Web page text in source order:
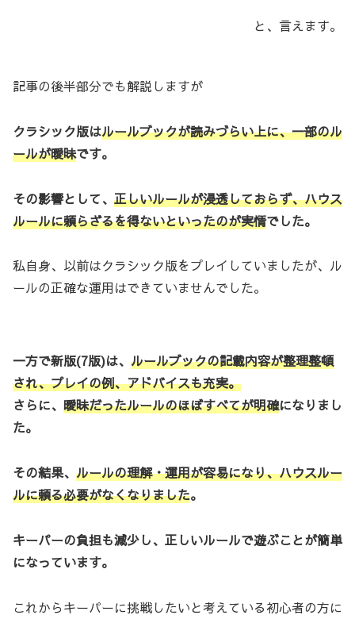
と、言えます。
記事の後半部分でも解説しますが
クラシック版はルールブックが読みづらい上に、一部のル
ールが曖昧です。
その影響として、 正しいルールが浸透しておらず、ハウス
ルールに頼らざるを得ないといったのが実情でした。
私自身、以前はクラシック版をプレイしていましたが、ル
ールの正確な運用はできていませんでした。
一方で新版(7版)は、 ルールブックの記載内容が整理整頓
され、プレイの例、アドバイスも充実。
さらに、 曖昧だったルールのほぼすべてが明確になりまし
た。
その結果、 ルールの理解・運用が容易になり、ハウスルー
ルに頼る必要がなくなりました。
キーパーの負担も減少し、正しいルールで遊ぶことが簡単
になっています。
これからキーパーに挑戦したいと考えている初心者の方に